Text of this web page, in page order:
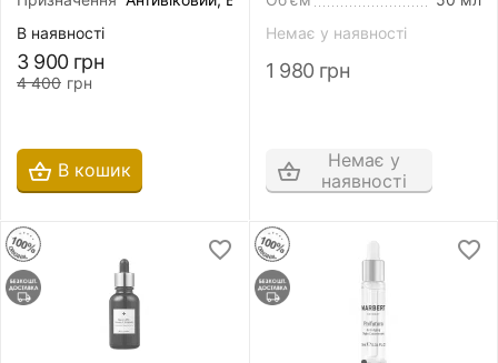
В наявності
4 400 грн
3 900 грн
В кошик
Немає у наявності
1 980 грн
Немає у
наявності